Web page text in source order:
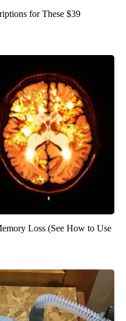
for These $39
Loss (See How to Use